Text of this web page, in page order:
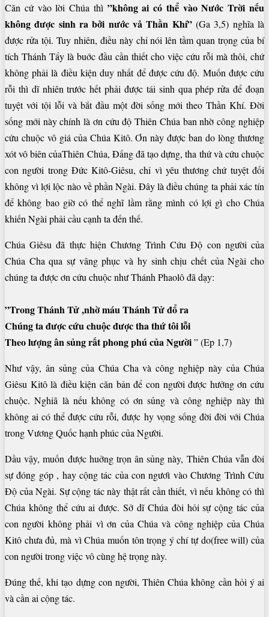
Căn cứ vào lời Chúa thì ”không ai có thể vào Nước Trời nếu
không được sinh ra bởi nước vả Thần Khí”(Ga 3,5) nghĩa là
được rửa tội. Tuy nhiên, điều này chỉ nói lên tầm quan trọng của bí
tích Thánh Tẩy là buớc đầu cần thiết cho việc cứu rỗi mà thôi, chứ
không phải là điều kiện duy nhất để được cứu độ. Muốn được cứu
rỗi thì dĩ nhiên trước hết phải được tái sinh qua phép rửa để đoạn
tuyệt với tội lỗi và bắt đầu một đời sống mới theo Thần Khí. Đời
sống mới này chính là ơn cứu độ Thiên Chúa ban nhờ công nghiệp
cứu chuộc vô giá của Chúa Kitô. Ơn này được ban do lòng thương
xót vô biên củaThiên Chúa, Đấng đã tạo dựng, tha thứ và cứu chuộc
con người trong Đức Kitô-Giêsu, chỉ vì yêu thương chứ tuyệt đối
không vì lợi lộc nào về phần Ngài. Đây là điều chúng ta phải xác tín
để không bao giờ có thể nghĩ lầm rằng mình có lợi gì cho Chúa
khiến Ngài phải cầu cạnh ta đến thế.
Chúa Giêsu đã thực hiện Chương Trình Cứu Độ con người của
Chúa Cha qua sự vâng phục và hy sinh chịu chết của Ngài cho
chúng ta được ơn cứu chuộc như Thánh Phaolô đã dạy:
”Trong Thánh Tử ,nhờ máu Thánh Tử đổ ra
Chúng ta được cứu chuộc được tha thứ tôi lỗi
Theo lượng ân sủng rất phong phú của Người” (Ep 1,7)
Như vậy, ân sủng của Chúa Cha và công nghiệp này của Chúa
Giêsu Kitô là điều kiện căn bản để con người được hưởng ơn cứu
chuộc. Nghiã là nếu không có ơn sủng và công nghiệp này thì
không ai có thể được cứu rỗi, được hy vọng sống đời đời với Chúa
trong Vương Quốc hạnh phúc của Người.
Dầu vậy, muốn được huởng trọn ân sủng này, Thiên Chúa vẫn đòi
sự đóng góp , hay cộng tác của con ngươì vào Chương Trình Cứu
Độ của Ngài. Sự cộng tác này thật rất cần thiết, vì nếu không có thì
Chúa không thể cứu ai được. Sở dĩ Chúa đòi hỏi sự cộng tác của
con người không phải vì ơn của Chúa và công nghiệp của Chúa
Kitô chưa đủ, mà vì Chúa muốn tôn trọng ý chí tự do(free will) của
con người trong việc vô cùng hệ trọng này.
Đúng thế, khi tạo dựng con người, Thiên Chúa không cần hỏi ý ai
và cần ai cộng tác.